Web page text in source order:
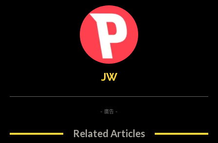
JW
- 廣告 -
Related Articles